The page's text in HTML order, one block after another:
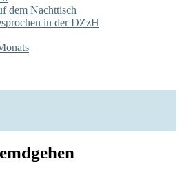
dem Nachttisch
in der DZzH